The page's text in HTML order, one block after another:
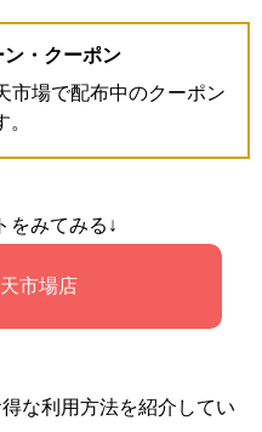
・クーポン
市場で配布中のクーポン
をみてみる↓
市場店
な利用方法を紹介してい